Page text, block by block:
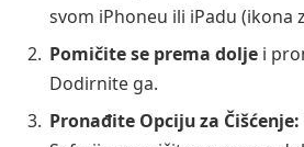
svom iPhoneu ili iPadu (ikona
Pomičite se prema dolje i
Dodirnite ga.
Pronađite Opciju za Čišćenje: